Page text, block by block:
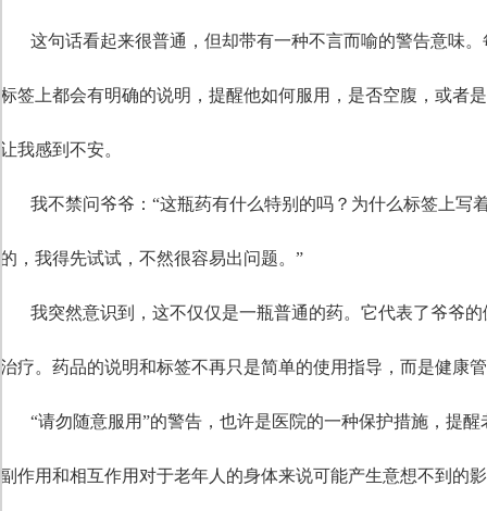
这句话看起来很普通，但却带有一种不言而喻的警告意味
标签上都会有明确的说明，提醒他如何服用，是否空腹，或者
让我感到不安。
我不禁问爷爷：“这瓶药有什么特别的吗？为什么标签上写
的，我得先试试，不然很容易出问题。”
我突然意识到，这不仅仅是一瓶普通的药。它代表了爷爷
治疗。药品的说明和标签不再只是简单的使用指导，而是健康
“请勿随意服用”的警告，也许是医院的一种保护措施，提
副作用和相互作用对于老年人的身体来说可能产生意想不到的
字体